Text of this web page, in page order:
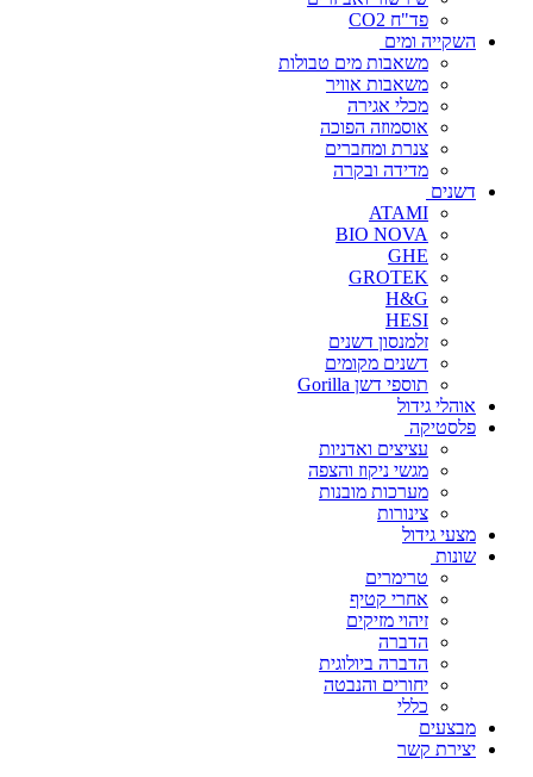
פד"ח CO2
השקייה ומים
משאבות מים טבולות
משאבות אוויר
מכלי אגירה
אוסמוזה הפוכה
צנרת ומחברים
מדידה ובקרה
דשנים
ATAMI
BIO NOVA
GHE
GROTEK
H&G
HESI
זלמנסון דשנים
דשנים מקומים
תוספי דשן Gorilla
אוהלי גידול
פלסטיקה
עציצים ואדניות
מגשי ניקוז והצפה
מערכות מובנות
צינורות
מצעי גידול
שונות
טרימרים
אחרי קטיף
זיהוי מזיקים
הדברה
הדברה ביולוגית
יחורים והנבטה
כללי
מבצעים
יצירת קשר